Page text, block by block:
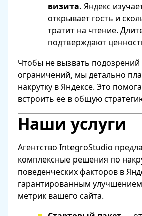
визита. Яндекс
открывает гость и
тратит на чтение.
подтверждают
Чтобы не вызвать
ограничений, мы детально
накрутку в Яндексе. Это
встроить ее в общую
Наши услуги
Агентство IntegroStudio
комплексные решения по
поведенческих факторов в
гарантированным
метрик вашего сайта.